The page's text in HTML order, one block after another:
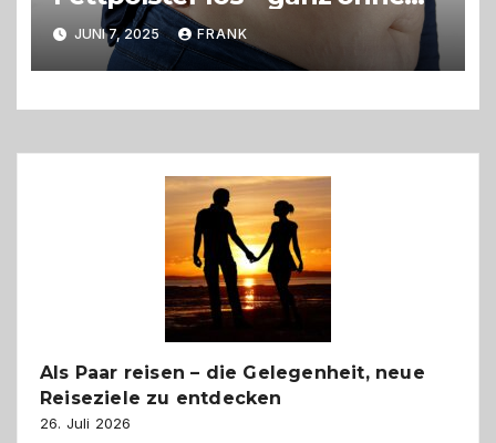
OP?
JUNI 7, 2025 FRANK
Als Paar reisen – die Gelegenheit, neue
Reiseziele zu entdecken
26. Juli 2026